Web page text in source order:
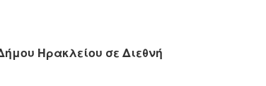
Ηρακλείου σε Διεθνή